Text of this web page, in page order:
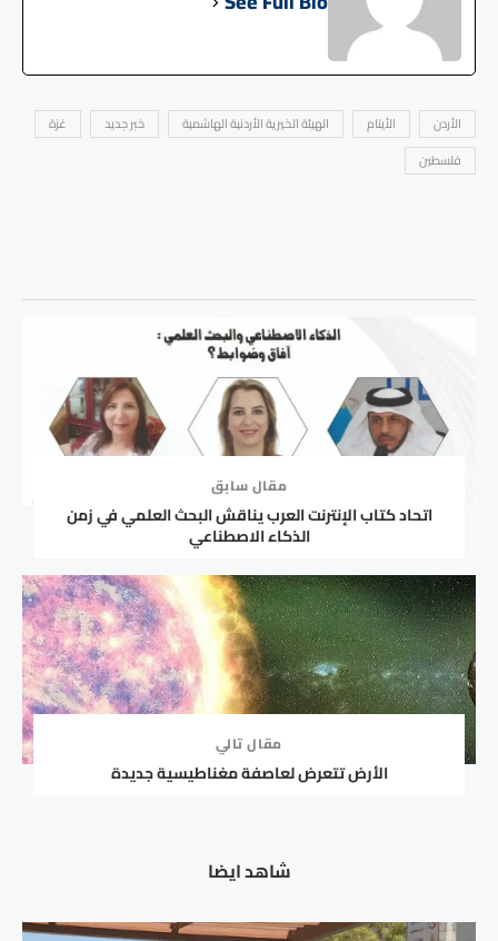
الأردن الأيتام الهيئة الخيرية الأردنية الهاشمية خبر جديد
غزة
فلسطين
مقال سابق
اتحاد كتاب الإنترنت العرب يناقش البحث العلمي في زمن
الذكاء الاصطناعي
مقال تالي
الأرض تتعرض لعاصفة مغناطيسية جديدة
شاهد ايضا